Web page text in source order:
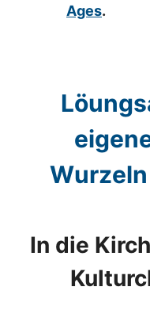
Ages.
In die